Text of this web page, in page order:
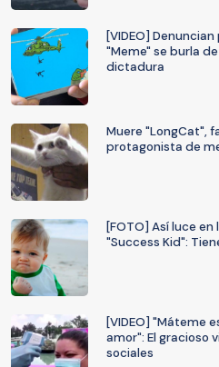
[VIDEO]
"Meme" se burla
dictadura
Muere "LongCat",
protagonista de
[FOTO] Así luce
"Success Kid":
[VIDEO] "Máteme
amor": El gracioso
sociales